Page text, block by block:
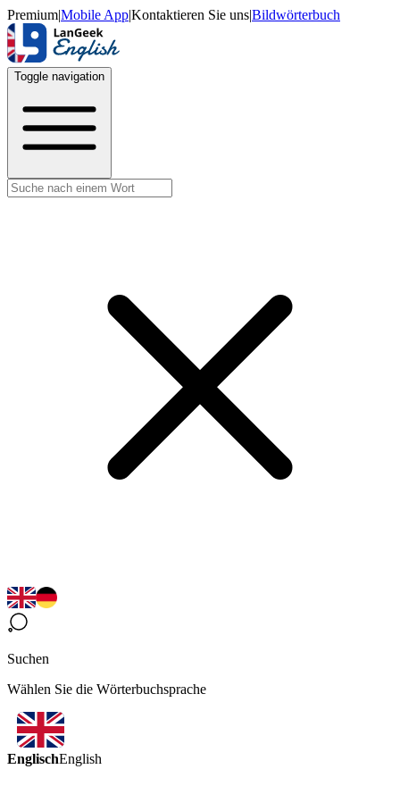
Premium|Mobile App|Kontaktieren Sie uns|Bildwörterbuch
Toggle navigation
Suchen
Wählen Sie die Wörterbuchsprache
EnglischEnglish